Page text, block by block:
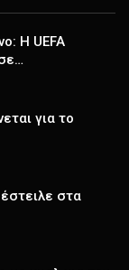
Η UEFA
για το
στα